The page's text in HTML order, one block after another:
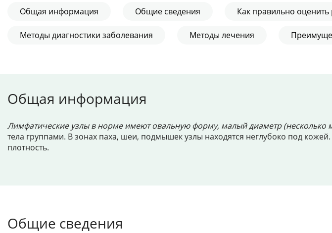
Общая информация Общие сведения Как правильно
Методы диагностики заболевания Методы лечения
Общая информация
Лимфатические узлы в норме имеют овальную форму, малый диаметр (несколько
тела группами. В зонах паха, шеи, подмышек узлы находятся неглубоко под
плотность.
Общие сведения
Акции
Отзывы
Личный кабинет